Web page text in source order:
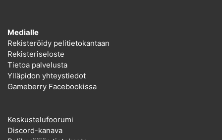
Medialle
Rekisteröidy pelitietokantaan
Rekisteriseloste
Tietoa palvelusta
Ylläpidon yhteystiedot
Gameberry Facebookissa
Keskustelufoorumi
Discord-kanava